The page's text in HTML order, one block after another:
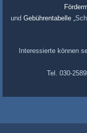
und Gebührentabelle
Interessierte können
Tel. 030-